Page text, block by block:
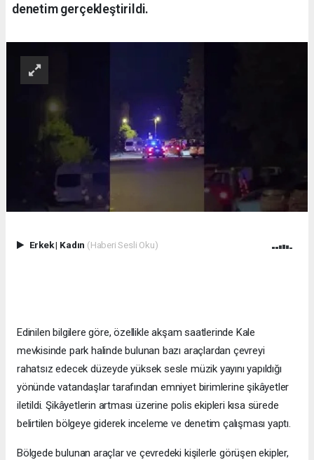
denetim gerçekleştirildi.
Erkek| Kadın (Haberi Sesli Oku)
Edinilen bilgilere göre, özellikle akşam saatlerinde Kale
mevkisinde park halinde bulunan bazı araçlardan çevreyi
rahatsız edecek düzeyde yüksek sesle müzik yayını yapıldığı
yönünde vatandaşlar tarafından emniyet birimlerine şikâyetler
iletildi. Şikâyetlerin artması üzerine polis ekipleri kısa sürede
belirtilen bölgeye giderek inceleme ve denetim çalışması yaptı.
Bölgede bulunan araçlar ve çevredeki kişilerle görüşen ekipler,